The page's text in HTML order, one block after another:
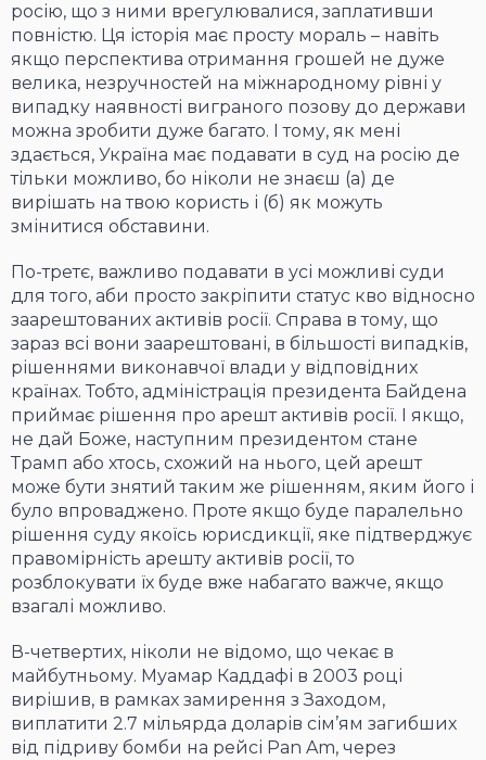
росію, що з ними врегулювалися, заплативши
повністю. Ця історія має просту мораль – навіть
якщо перспектива отримання грошей не дуже
велика, незручностей на міжнародному рівні у
випадку наявності виграного позову до держави
можна зробити дуже багато. І тому, як мені
здається, Україна має подавати в суд на росію де
тільки можливо, бо ніколи не знаєш (а) де
вирішать на твою користь і (б) як можуть
змінитися обставини.
По-третє, важливо подавати в усі можливі суди
для того, аби просто закріпити статус кво відносно
заарештованих активів росії. Справа в тому, що
зараз всі вони заарештовані, в більшості випадків,
рішеннями виконавчої влади у відповідних
країнах. Тобто, адміністрація президента Байдена
приймає рішення про арешт активів росії. І якщо,
не дай Боже, наступним президентом стане
Трамп або хтось, схожий на нього, цей арешт
може бути знятий таким же рішенням, яким його і
було впроваджено. Проте якщо буде паралельно
рішення суду якоїсь юрисдикції, яке підтверджує
правомірність арешту активів росії, то
розблокувати їх буде вже набагато важче, якщо
взагалі можливо.
В-четвертих, ніколи не відомо, що чекає в
майбутньому. Муамар Каддафі в 2003 році
вирішив, в рамках замирення з Заходом,
виплатити 2.7 мільярда доларів сім’ям загибших
від підриву бомби на рейсі Pan Am, через